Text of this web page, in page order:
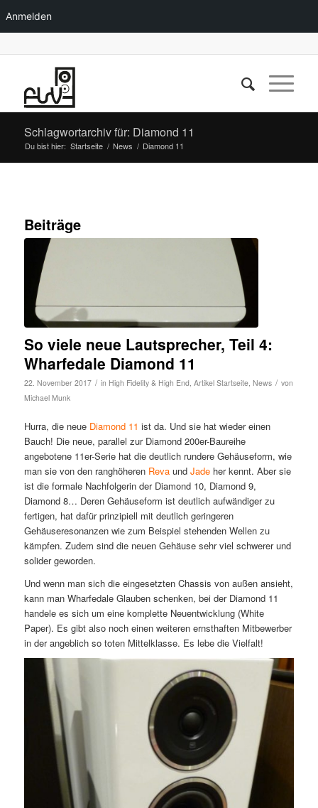
Anmelden
Schlagwortarchiv für: Diamond 11
Du bist hier: Startseite / News / Diamond 11
Beiträge
So viele neue Lautsprecher, Teil 4:
Wharfedale Diamond 11
22. November 2017 / in High Fidelity & High End, Artikel Startseite, News / von
Michael Munk
Hurra, die neue Diamond 11 ist da. Und sie hat wieder einen
Bauch! Die neue, parallel zur Diamond 200er-Baureihe
angebotene 11er-Serie hat die deutlich rundere Gehäuseform, wie
man sie von den ranghöheren Revaund Jadeher kennt. Aber sie
ist die formale Nachfolgerin der Diamond 10, Diamond 9,
Diamond 8… Deren Gehäuseform ist deutlich aufwändiger zu
fertigen, hat dafür prinzipiell mit deutlich geringeren
Gehäuseresonanzen wie zum Beispiel stehenden Wellen zu
kämpfen. Zudem sind die neuen Gehäuse sehr viel schwerer und
solider geworden.
Und wenn man sich die eingesetzten Chassis von außen ansieht,
kann man Wharfedale Glauben schenken, bei der Diamond 11
handele es sich um eine komplette Neuentwicklung (White
Paper). Es gibt also noch einen weiteren ernsthaften Mitbewerber
in der angeblich so toten Mittelklasse. Es lebe die Vielfalt!